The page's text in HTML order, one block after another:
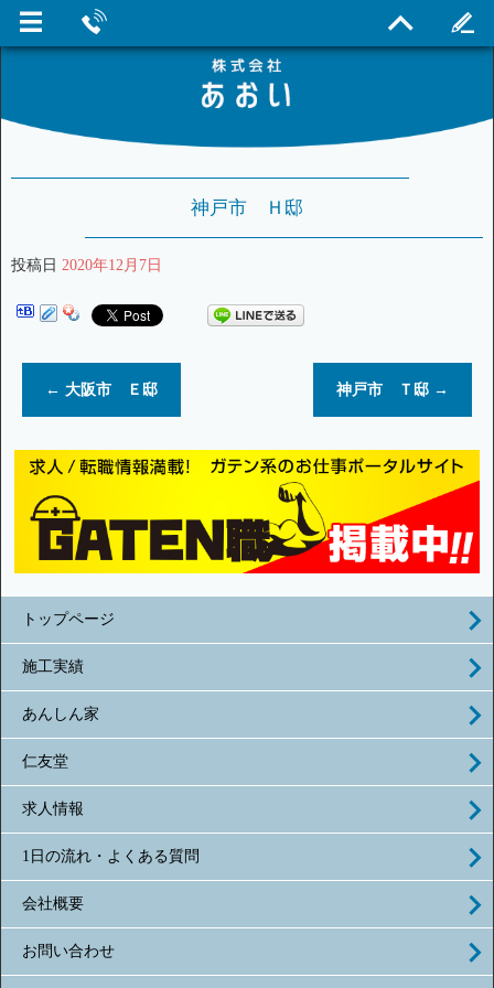
神戸市 Ｈ邸
投稿日 2020年12月7日
← 大阪市 Ｅ邸 神戸市 Ｔ邸 →
トップページ
施工実績
あんしん家
仁友堂
求人情報
1日の流れ・よくある質問
会社概要
お問い合わせ